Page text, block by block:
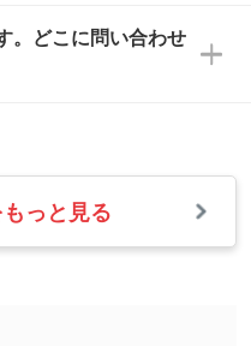
換してほしい
や濃淡を表現した
の場合、印刷をく
濃い印刷色が、柔
淡い印刷色が映え
色が本体色に合わ
そうな場合は、ス
ることもございま
、至急担当スタッ
の状況を確認し、
障している場合
いた場合
。どこに問い合わせ
メールにてご連絡
質問も受け付けて
っと見る